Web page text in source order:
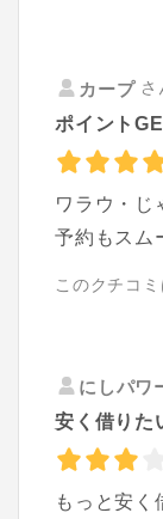
カープ
ポイント
ワラウ・じ
予約もスム
このクチコ
にしパワ
安く借りた
もっと安